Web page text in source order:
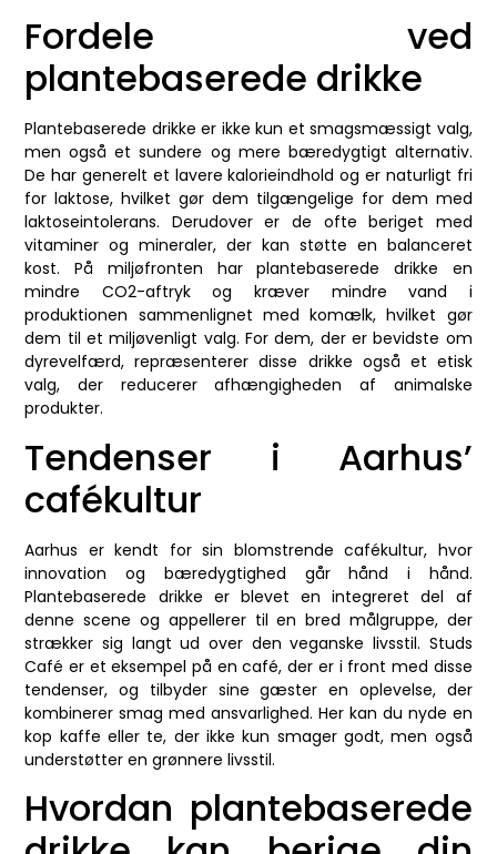
Fordele ved
plantebaserede drikke
Plantebaserede drikke er ikke kun et smagsmæssigt valg,
men også et sundere og mere bæredygtigt alternativ.
De har generelt et lavere kalorieindhold og er naturligt fri
for laktose, hvilket gør dem tilgængelige for dem med
laktoseintolerans. Derudover er de ofte beriget med
vitaminer og mineraler, der kan støtte en balanceret
kost. På miljøfronten har plantebaserede drikke en
mindre CO2-aftryk og kræver mindre vand i
produktionen sammenlignet med komælk, hvilket gør
dem til et miljøvenligt valg. For dem, der er bevidste om
dyrevelfærd, repræsenterer disse drikke også et etisk
valg, der reducerer afhængigheden af animalske
produkter.
Tendenser i Aarhus’
cafékultur
Aarhus er kendt for sin blomstrende cafékultur, hvor
innovation og bæredygtighed går hånd i hånd.
Plantebaserede drikke er blevet en integreret del af
denne scene og appellerer til en bred målgruppe, der
strækker sig langt ud over den veganske livsstil. Studs
Café er et eksempel på en café, der er i front med disse
tendenser, og tilbyder sine gæster en oplevelse, der
kombinerer smag med ansvarlighed. Her kan du nyde en
kop kaffe eller te, der ikke kun smager godt, men også
understøtter en grønnere livsstil.
Hvordan plantebaserede